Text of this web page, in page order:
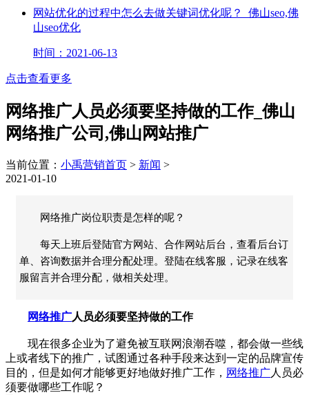
网站优化的过程中怎么去做关键词优化呢？_佛山seo,佛
山seo优化
时间：2021-06-13
点击查看更多
网络推广人员必须要坚持做的工作_佛山
网络推广公司,佛山网站推广
当前位置： 小禹营销首页 > 新闻 >
2021-01-10
网络推广岗位职责是怎样的呢？
每天上班后登陆官方网站、合作网站后台，查看后台订
单、咨询数据并合理分配处理。登陆在线客服，记录在线客
服留言并合理分配，做相关处理。
网络推广人员必须要坚持做的工作
现在很多企业为了避免被互联网浪潮吞噬，都会做一些线
上或者线下的推广，试图通过各种手段来达到一定的品牌宣传
目的，但是如何才能够更好地做好推广工作， 网络推广人员必
须要做哪些工作呢？